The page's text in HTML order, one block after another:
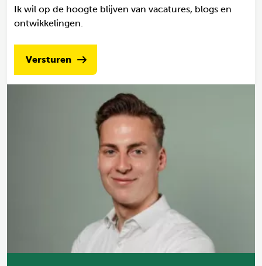
Ik wil op de hoogte blijven van vacatures, blogs en
ontwikkelingen.
Versturen